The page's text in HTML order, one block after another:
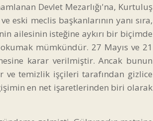
Devlet Mezarlığı'na, Kurtuluş
eski meclis başkanlarının yanı sıra,
ailesinin isteğine aykırı bir biçimde
mümkündür. 27 Mayıs ve 21
karar verilmiştir. Ancak bunun
ve temizlik işçileri tarafından gizlice
en net işaretlerinden biri olarak